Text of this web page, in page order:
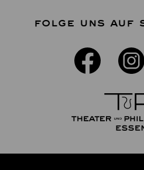
FOLGE UNS AUF